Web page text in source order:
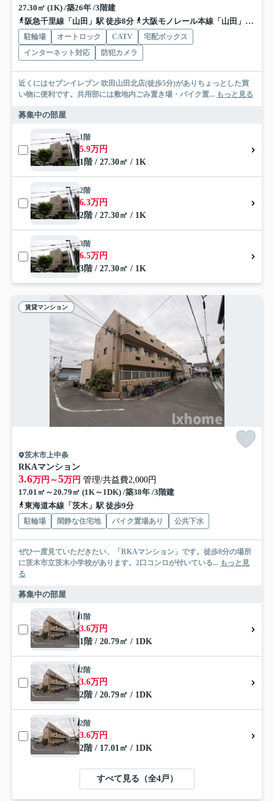
27.30㎡ (1K) /築26年 /3階建
阪急千里線「山田」駅 徒歩8分
大阪モノレール本線「山田」駅 徒歩8分
駐輪場 オートロック CATV
宅配ボックス
インターネット対応
防犯カメラ
近くにはセブンイレブン 吹田山田北店(徒歩5分)がありちょっとした買
い物に便利です。共用部には敷地内ごみ置き場・バイク置... もっと見る
募集中の部屋
1階
5.9万円
1階 / 27.30㎡ / 1K
2階
6.3万円
2階 / 27.30㎡ / 1K
3階
6.5万円
3階 / 27.30㎡ / 1K
賃貸マンション
茨木市上中条
RKAマンション
3.6万円～5万円 管理/共益費2,000円
17.01㎡～20.79㎡ (1K～1DK) /築38年 /3階建
東海道本線「茨木」駅 徒歩9分
駐輪場 閑静な住宅地 バイク置場あり 公共下水
ぜひ一度見ていただきたい、「RKAマンション」です。徒歩8分の場所
に茨木市立茨木小学校があります。2口コンロが付いている... もっと見
る
募集中の部屋
1階
3.6万円
1階 / 20.79㎡ / 1DK
2階
3.6万円
2階 / 20.79㎡ / 1DK
2階
3.6万円
2階 / 17.01㎡ / 1DK
すべて見る（全4戸）